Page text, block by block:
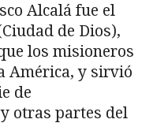
Alcalá fue el
de Dios),
los misioneros
América, y sirvió
de
otras partes del